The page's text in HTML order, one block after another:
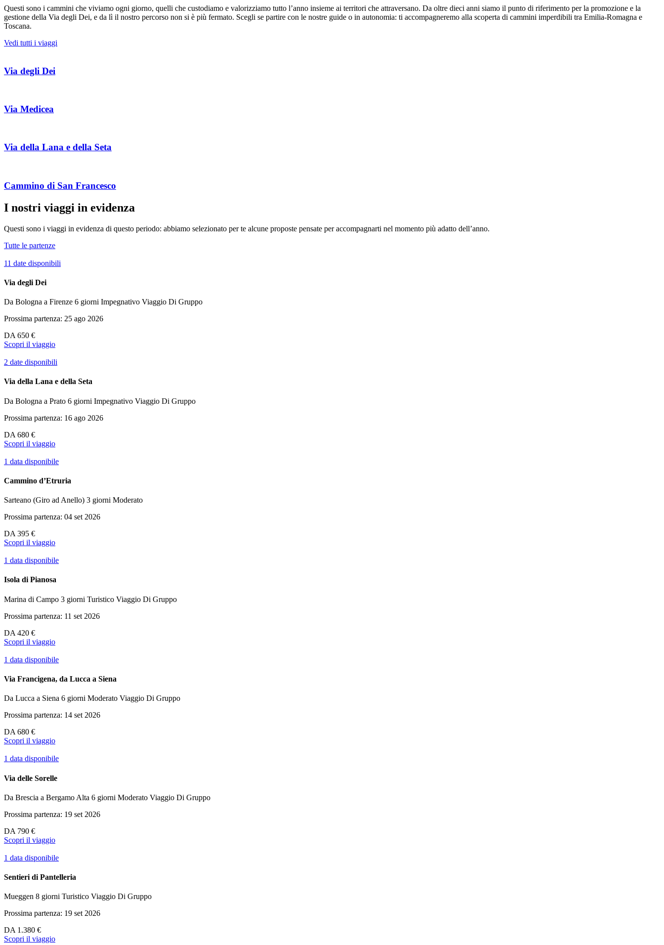
Questi sono i cammini che viviamo ogni giorno, quelli che custodiamo e valorizziamo tutto l’anno insieme ai territori che attraversano. Da oltre dieci anni siamo il punto di riferimento per la promozione e la
gestione della Via degli Dei, e da lì il nostro percorso non si è più fermato. Scegli se partire con le nostre guide o in autonomia: ti accompagneremo alla scoperta di cammini imperdibili tra Emilia-Romagna e
Toscana.
Vedi tutti i viaggi
Via degli Dei
Via Medicea
Via della Lana e della Seta
Cammino di San Francesco
I nostri viaggi in evidenza
Questi sono i viaggi in evidenza di questo periodo: abbiamo selezionato per te alcune proposte pensate per accompagnarti nel momento più adatto dell’anno.
Tutte le partenze
11 date disponibili
Via degli Dei
Da Bologna a Firenze 6 giorni Impegnativo Viaggio Di Gruppo
Prossima partenza: 25 ago 2026
DA 650 €
Scopri il viaggio
2 date disponibili
Via della Lana e della Seta
Da Bologna a Prato 6 giorni Impegnativo Viaggio Di Gruppo
Prossima partenza: 16 ago 2026
DA 680 €
Scopri il viaggio
1 data disponibile
Cammino d’Etruria
Sarteano (Giro ad Anello) 3 giorni Moderato
Prossima partenza: 04 set 2026
DA 395 €
Scopri il viaggio
1 data disponibile
Isola di Pianosa
Marina di Campo 3 giorni Turistico Viaggio Di Gruppo
Prossima partenza: 11 set 2026
DA 420 €
Scopri il viaggio
1 data disponibile
Via Francigena, da Lucca a Siena
Da Lucca a Siena 6 giorni Moderato Viaggio Di Gruppo
Prossima partenza: 14 set 2026
DA 680 €
Scopri il viaggio
1 data disponibile
Via delle Sorelle
Da Brescia a Bergamo Alta 6 giorni Moderato Viaggio Di Gruppo
Prossima partenza: 19 set 2026
DA 790 €
Scopri il viaggio
1 data disponibile
Sentieri di Pantelleria
Mueggen 8 giorni Turistico Viaggio Di Gruppo
Prossima partenza: 19 set 2026
DA 1.380 €
Scopri il viaggio